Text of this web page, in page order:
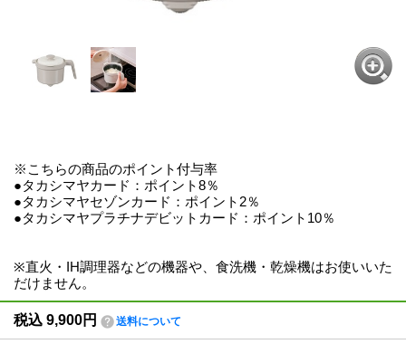
※こちらの商品のポイント付与率
●タカシマヤカード：ポイント8％
●タカシマヤセゾンカード：ポイント2％
●タカシマヤプラチナデビットカード：ポイント10％
※直火・IH調理器などの機器や、食洗機・乾燥機はお使いいた
だけません。
税込 9,900円 送料について